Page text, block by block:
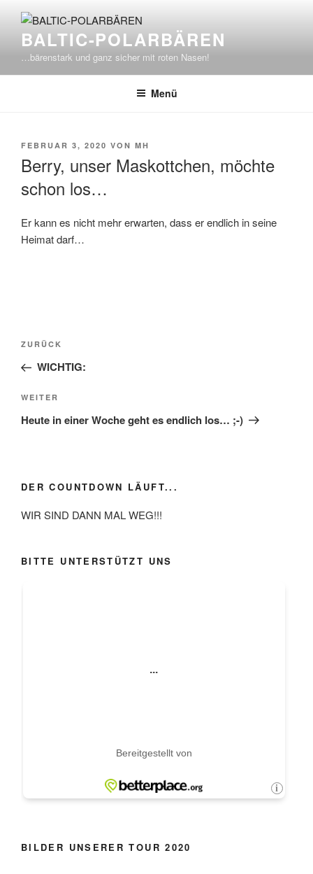
Inhalt
springenBALTIC-POLARBÄREN
…bärenstark und ganz sicher mit roten Nasen!
Menü
VERÖFFENTLICHT
FEBRUAR 3, 2020 VON MH
Berry, unser Maskottchen, möchte
schon los…
Er kann es nicht mehr erwarten, dass er endlich in seine
Heimat darf…
Beitragsnavigation
Vorheriger
Beitrag
ZURÜCK
WICHTIG:
Nächster
Beitrag
WEITER
Heute in einer Woche geht es endlich los… ;-)
DER COUNTDOWN LÄUFT...
WIR SIND DANN MAL WEG!!!
BITTE UNTERSTÜTZT UNS
BILDER UNSERER TOUR 2020